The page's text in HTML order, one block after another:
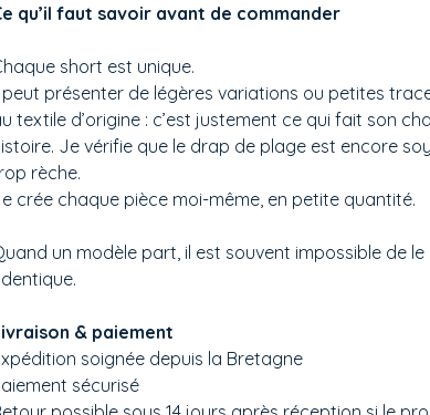
qu’il faut savoir avant de commander
short est unique.
peut présenter de légères variations ou petites
textile d’origine : c’est justement ce qui fait son
Je vérifie que le drap de plage est encore
rèche.
crée chaque pièce moi-même, en petite quantité.
un modèle part, il est souvent impossible de
& paiement
soignée depuis la Bretagne
sécurisé